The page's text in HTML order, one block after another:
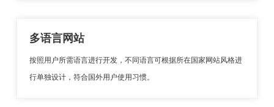
多语言网站
按照用户所需语言进行开发，不同语言可根据所在国家网站风格进
行单独设计，符合国外用户使用习惯。